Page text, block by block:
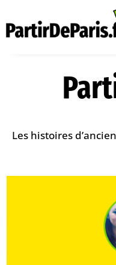
Les histoires